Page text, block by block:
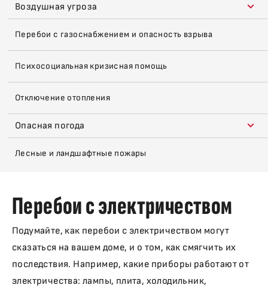
Воздушная угроза
Перебои с газоснабжением и опасность взрыва
Психосоциальная кризисная помощь
Отключение отопления
Опасная погода
Лесные и ландшафтные пожары
Перебои с электричеством
Подумайте, как перебои с электричеством могут
сказаться на вашем доме, и о том, как смягчить их
последствия. Например, какие приборы работают от
электричества: лампы, плита, холодильник,